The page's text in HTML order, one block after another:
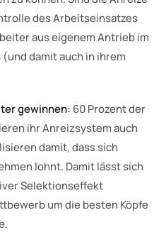
des Arbeitseinsatzes
aus eigenem Antrieb im
damit auch in ihrem
gewinnen: 60 Prozent der
ihr Anreizsystem auch
damit, dass sich
lohnt. Damit lässt sich
Selektionseffekt
um die besten Köpfe